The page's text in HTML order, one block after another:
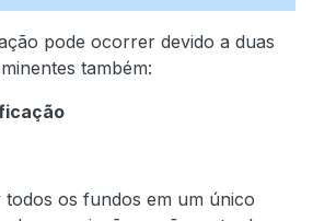
pode ocorrer devido a duas
também:
os fundos em um único